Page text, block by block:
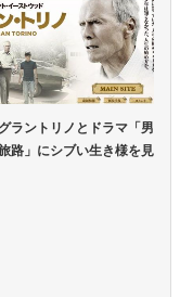
ラントリノとドラマ「男
路」にシブい生き様を見